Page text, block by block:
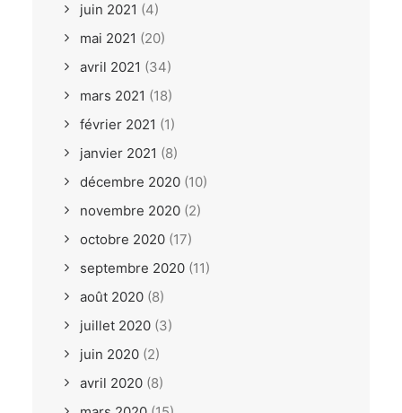
juin 2021 (4)
mai 2021 (20)
avril 2021 (34)
mars 2021 (18)
février 2021 (1)
janvier 2021 (8)
décembre 2020 (10)
novembre 2020 (2)
octobre 2020 (17)
septembre 2020 (11)
août 2020 (8)
juillet 2020 (3)
juin 2020 (2)
avril 2020 (8)